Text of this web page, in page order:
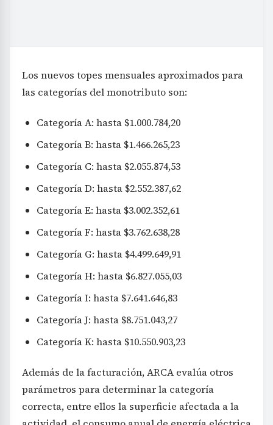
Los nuevos topes mensuales aproximados para
las categorías del monotributo son:
Categoría A: hasta $1.000.784,20
Categoría B: hasta $1.466.265,23
Categoría C: hasta $2.055.874,53
Categoría D: hasta $2.552.387,62
Categoría E: hasta $3.002.352,61
Categoría F: hasta $3.762.638,28
Categoría G: hasta $4.499.649,91
Categoría H: hasta $6.827.055,03
Categoría I: hasta $7.641.646,83
Categoría J: hasta $8.751.043,27
Categoría K: hasta $10.550.903,23
Además de la facturación, ARCA evalúa otros
parámetros para determinar la categoría
correcta, entre ellos la superficie afectada a la